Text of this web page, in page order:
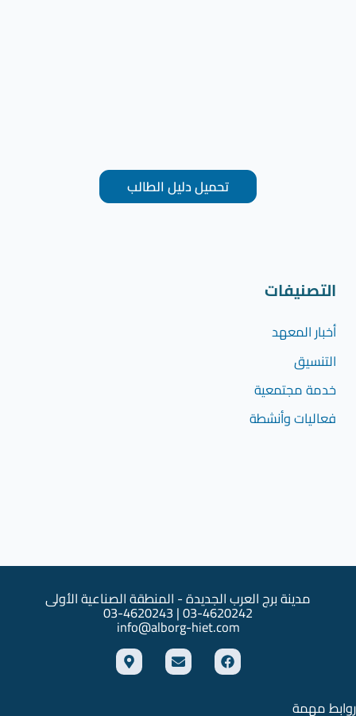
تحميل دليل الطالب
التصنيفات
أخبار المعهد
التنسيق
خدمة مجتمعية
فعاليات وأنشطة
مدينة برج العرب الجديدة - المنطقة الصناعية الأولى
03-4620242 | 03-4620243
info@alborg-hiet.com
F
a
c
E
n
v
M
a
p
روابط مهمة